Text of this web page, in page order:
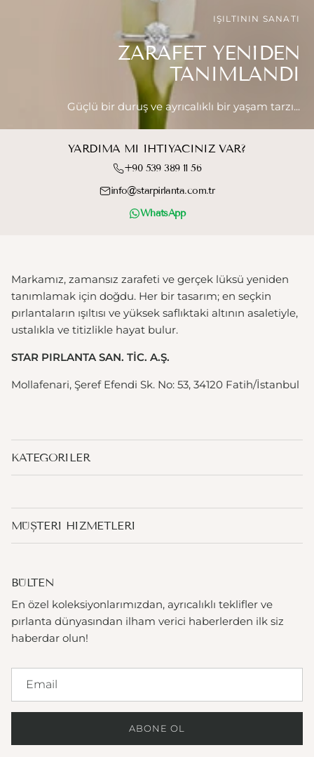
IŞILTININ SANATI
ZARAFET YENIDEN
TANIMLANDI
Güçlü bir duruş ve ayrıcalıklı bir yaşam tarzı...
YARDIMA MI IHTIYACINIZ VAR?
+90 539 389 11 56
info@starpirlanta.com.tr
WhatsApp
Markamız, zamansız zarafeti ve gerçek lüksü yeniden
tanımlamak için doğdu. Her bir tasarım; en seçkin
pırlantaların ışıltısı ve yüksek saflıktaki altının asaletiyle,
ustalıkla ve titizlikle hayat bulur.
STAR PIRLANTA SAN. TİC. A.Ş.
Mollafenari, Şeref Efendi Sk. No: 53, 34120 Fatih/İstanbul
KATEGORILER
MÜŞTERI HIZMETLERI
BÜLTEN
En özel koleksiyonlarımızdan, ayrıcalıklı teklifler ve
pırlanta dünyasından ilham verici haberlerden ilk siz
haberdar olun!
ABONE OL